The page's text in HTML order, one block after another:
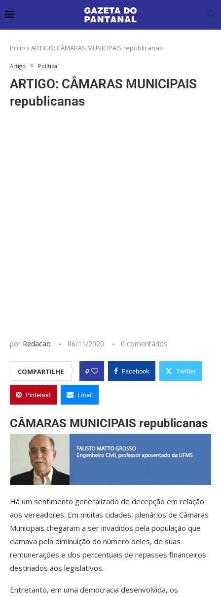
Início »ARTIGO: CÂMARAS MUNICIPAIS republicanas
Artigo Política
ARTIGO: CÂMARAS MUNICIPAIS
republicanas
por Redacao 06/11/2020 0 comentários
COMPARTILHE 0 Facebook Twitter
Pinterest Email
CÂMARAS MUNICIPAIS republicanas
Há um sentimento generalizado de decepção em relação
aos vereadores. Em muitas cidades, plenários de Câmaras
Municipais chegaram a ser invadidos pela população que
clamava pela diminuição do número deles, de suas
remunerações e dos percentuais de repasses financeiros
destinados aos legislativos.
Entretanto, em uma democracia desenvolvida, os